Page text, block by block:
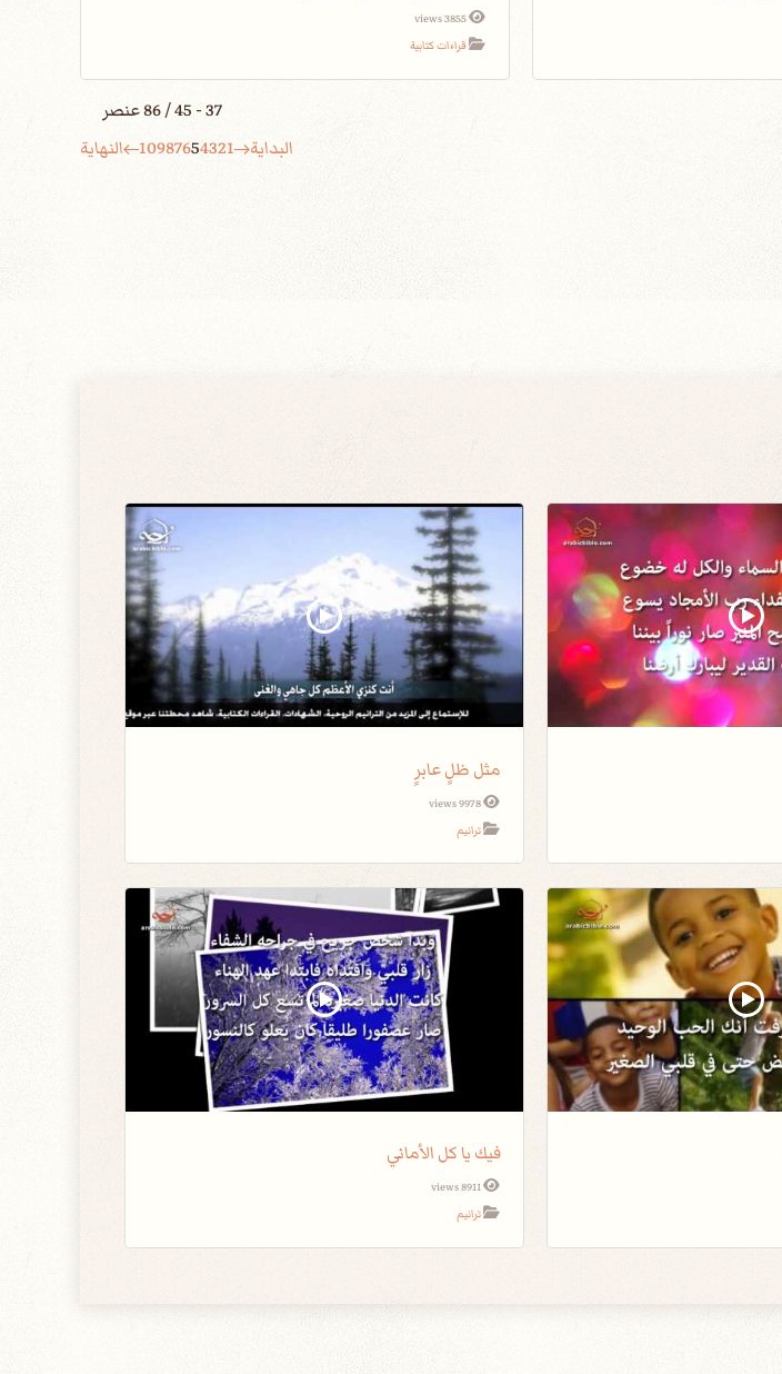
3855 views
قراءات كتابية
37 - 45 / 86 عنصر
البداية
1
2
3
4
5
6
7
8
9
10 النهاية
مثل ظلٍ عابرٍ
9978 views
ترانيم
فيك يا كل الأماني
8911 views
ترانيم